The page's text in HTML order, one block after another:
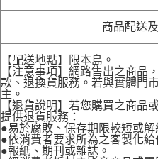
商品配送
【配送地點】限本島。
【注意事項】網路售出之商品
款、退換貨服務。若與實體門
主。
【退貨說明】若您購買之商品
提供退貨服務：
●易於腐敗、保存期限較短或解
●依消費者要求所為之客製化給
●報紙、期刊或雜誌。